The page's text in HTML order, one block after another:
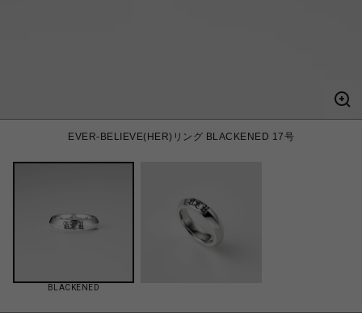
EVER-BELIEVE(HER)リング BLACKENED 17号
BLACKENED